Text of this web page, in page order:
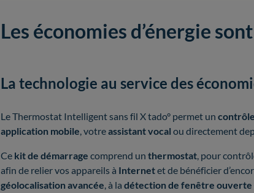
Les économies d’énergie
La technologie au service des
Le Thermostat Intelligent sans fil X tado° permet un
application mobile, votreassistant vocal ou directement
Ce kit de démarrage comprend un thermostat, pour
afin de relier vos appareils à Internetet de bénéficier
géolocalisation avancée, à la détection de fenêtre ouverte